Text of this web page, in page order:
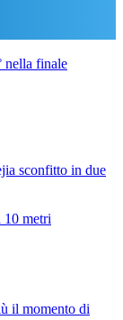
nella finale
sconfitto in due
10 metri
il momento di